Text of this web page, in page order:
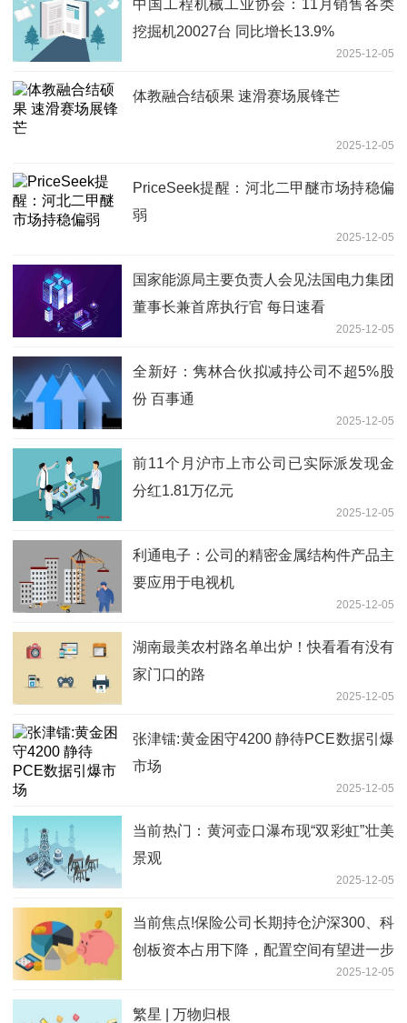
中国工程机械工业协会：11月销售各类
挖掘机20027台 同比增长13.9%
2025-12-05
体教融合结硕果 速滑赛场展锋芒
2025-12-05
PriceSeek提醒：河北二甲醚市场持稳偏
弱
2025-12-05
国家能源局主要负责人会见法国电力集团
董事长兼首席执行官 每日速看
2025-12-05
全新好：隽林合伙拟减持公司不超5%股
份 百事通
2025-12-05
前11个月沪市上市公司已实际派发现金
分红1.81万亿元
2025-12-05
利通电子：公司的精密金属结构件产品主
要应用于电视机
2025-12-05
湖南最美农村路名单出炉！快看看有没有
家门口的路
2025-12-05
张津镭:黄金困守4200 静待PCE数据引爆
市场
2025-12-05
当前热门：黄河壶口瀑布现“双彩虹”壮美
景观
2025-12-05
当前焦点!保险公司长期持仓沪深300、科
创板资本占用下降，配置空间有望进一步
2025-12-05
繁星 | 万物归根